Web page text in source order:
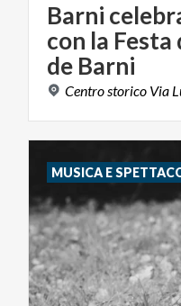
Barni
con la Festa
de Barni
Centrostorico Via
MUSICA E